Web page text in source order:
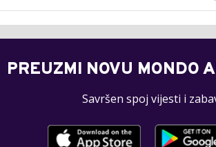
PREUZMI NOVU MONDO
Savršen spoj vijesti i